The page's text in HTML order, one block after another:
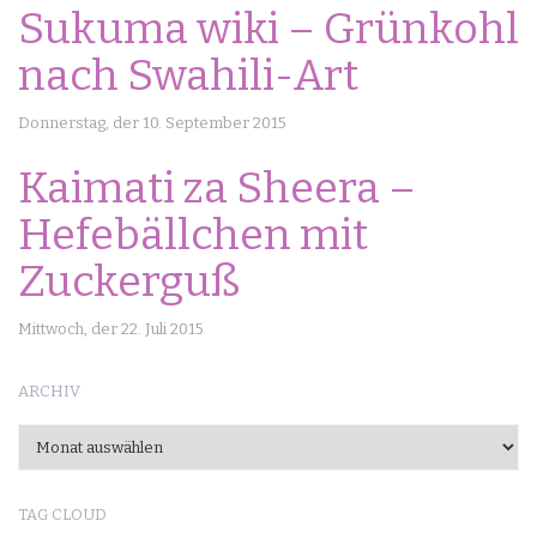
Sukuma wiki – Grünkohl
nach Swahili-Art
Donnerstag, der 10. September 2015
Kaimati za Sheera –
Hefebällchen mit
Zuckerguß
Mittwoch, der 22. Juli 2015
ARCHIV
TAG CLOUD